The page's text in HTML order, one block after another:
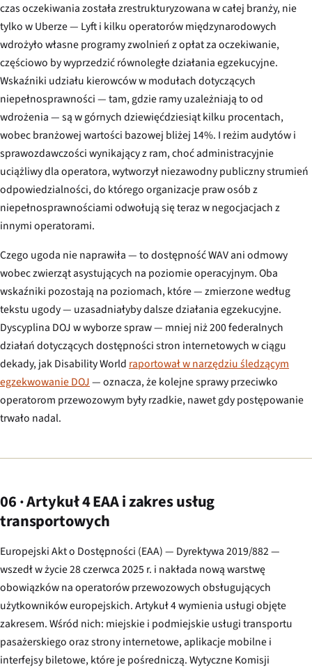
czas oczekiwania została zrestrukturyzowana w całej branży, nie
tylko w Uberze — Lyft i kilku operatorów międzynarodowych
wdrożyło własne programy zwolnień z opłat za oczekiwanie,
częściowo by wyprzedzić równoległe działania egzekucyjne.
Wskaźniki udziału kierowców w modułach dotyczących
niepełnosprawności — tam, gdzie ramy uzależniają to od
wdrożenia — są w górnych dziewięćdziesiąt kilku procentach,
wobec branżowej wartości bazowej bliżej 14%. I reżim audytów i
sprawozdawczości wynikający z ram, choć administracyjnie
uciążliwy dla operatora, wytworzył niezawodny publiczny strumień
odpowiedzialności, do którego organizacje praw osób z
niepełnosprawnościami odwołują się teraz w negocjacjach z
innymi operatorami.
Czego ugoda nie naprawiła — to dostępność WAV ani odmowy
wobec zwierząt asystujących na poziomie operacyjnym. Oba
wskaźniki pozostają na poziomach, które — zmierzone według
tekstu ugody — uzasadniałyby dalsze działania egzekucyjne.
Dyscyplina DOJ w wyborze spraw — mniej niż 200 federalnych
działań dotyczących dostępności stron internetowych w ciągu
dekady, jak Disability World raportował w narzędziu śledzącym
egzekwowanie DOJ— oznacza, że kolejne sprawy przeciwko
operatorom przewozowym były rzadkie, nawet gdy postępowanie
trwało nadal.
06 · Artykuł 4 EAA i zakres usług
transportowych
Europejski Akt o Dostępności (EAA) — Dyrektywa 2019/882 —
wszedł w życie 28 czerwca 2025 r. i nakłada nową warstwę
obowiązków na operatorów przewozowych obsługujących
użytkowników europejskich. Artykuł 4 wymienia usługi objęte
zakresem. Wśród nich: miejskie i podmiejskie usługi transportu
pasażerskiego oraz strony internetowe, aplikacje mobilne i
interfejsy biletowe, które je pośredniczą. Wytyczne Komisji